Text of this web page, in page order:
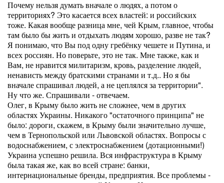
Почему нельзя думать вначале о людях, а потом о
территориях? Это касается всех властей: и российских
тоже. Какая вообще разница мне, чей Крым, главное, чтобы
там было бы жить и отдыхать людям хорошо, разве не так?
Я понимаю, что Вы под одну гребёнку чешете и Путина, и
всех россиян. Но поверьте, это не так. Мне также, как и
Вам, не нравится милитаризм, кровь, разделение людей,
ненависть между братскими странами и т.д.. Но я бы
вначале спрашивал людей, а не цеплялся за территории".
Ну что же. Спрашивали - отвечаем.
Олег, в Крыму было жить не сложнее, чем в других
областях Украины. Никакого "остаточного принципа" не
было: дороги, скажем, в Крыму были значительно лучше,
чем в Тернопольской или Львовской областях. Вопросы с
водоснабжением, с электроснабжением (дотационными!)
Украина успешно решила. Вся инфраструктура в Крыму
была такая же, как во всей стране: банки,
интернациональные бренды, предприятия. Все проблемы -